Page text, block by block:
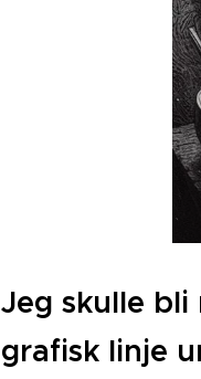
Jeg skulle
grafisk linje